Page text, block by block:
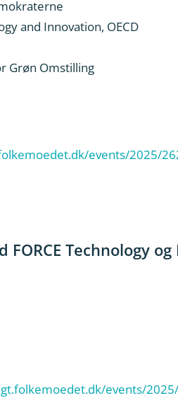
and Innovation, OECD
Grøn Omstilling
events/2025/
Technology og
events/